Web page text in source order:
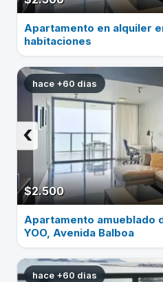
Apartamento en alquiler
habitaciones
hace +60 dias
$2.500
‹
Apartamento amueblado
YOO, Avenida Balboa
hace +60 dias